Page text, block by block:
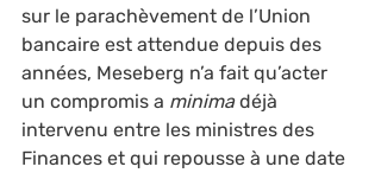
sur le parachèvement de l’Union
bancaire est attendue depuis des
années, Meseberg n’a fait qu’acter
un compromis a minima déjà
intervenu entre les ministres des
Finances et qui repousse à une date